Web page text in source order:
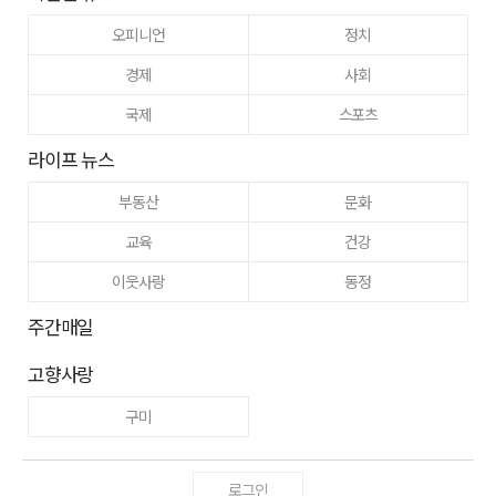
오피니언
정치
경제
사회
국제
스포츠
라이프 뉴스
부동산
문화
교육
건강
이웃사랑
동정
주간매일
고향사랑
구미
로그인